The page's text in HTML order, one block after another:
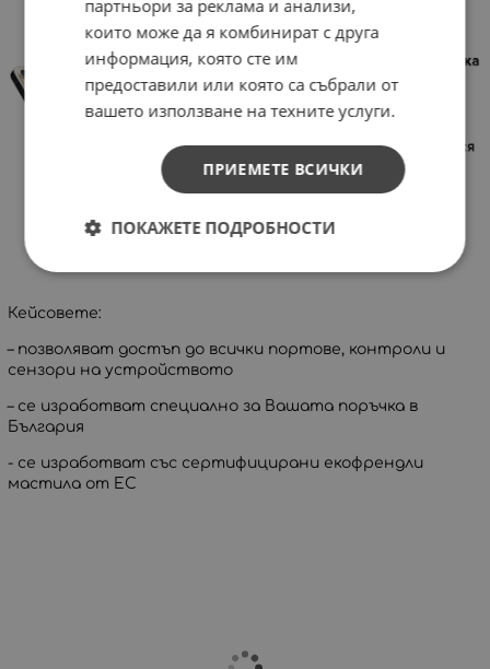
Кейсовете:
– позволяват достъп до всички портове, контроли и
сензори на устройството
– се изработват специално за Вашата поръчка в
България
- се изработват със сертифицирани екофрендли
мастила от ЕС
партньори за реклама и анализи,
които може да я комбинират с друга
информация, която сте им
предоставили или която са събрали от
вашето използване на техните услуги.
ПРИЕМЕТЕ ВСИЧКИ
ПОКАЖЕТЕ ПОДРОБНОСТИ